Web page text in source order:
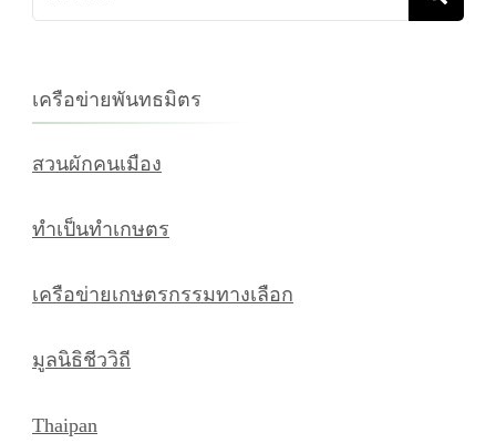
เกี่ยว
เครือข่ายพันทธมิตร
สวนผักคนเมือง
ทำเป็นทำเกษตร
เครือข่ายเกษตรกรรมทางเลือก
มูลนิธิชีววิถี
Thaipan